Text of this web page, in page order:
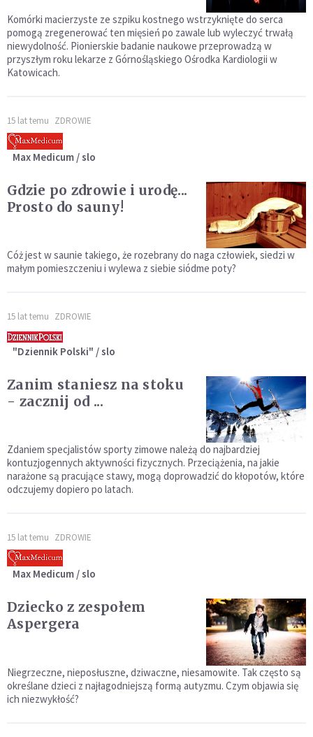
Komórki macierzyste ze szpiku kostnego wstrzyknięte do serca
pomogą zregenerować ten mięsień po zawale lub wyleczyć trwałą
niewydolność. Pionierskie badanie naukowe przeprowadzą w
przyszłym roku lekarze z Górnośląskiego Ośrodka Kardiologii w
Katowicach.
15 lat temu ZDROWIE
Max Medicum / slo
Gdzie po zdrowie i urodę...
Prosto do sauny!
Cóż jest w saunie takiego, że rozebrany do naga człowiek, siedzi w
małym pomieszczeniu i wylewa z siebie siódme poty?
15 lat temu ZDROWIE
"Dziennik Polski" / slo
Zanim staniesz na stoku
- zacznij od ...
Zdaniem specjalistów sporty zimowe należą do najbardziej
kontuzjogennych aktywności fizycznych. Przeciążenia, na jakie
narażone są pracujące stawy, mogą doprowadzić do kłopotów, które
odczujemy dopiero po latach.
15 lat temu ZDROWIE
Max Medicum / slo
Dziecko z zespołem
Aspergera
Niegrzeczne, nieposłuszne, dziwaczne, niesamowite. Tak często są
określane dzieci z najłagodniejszą formą autyzmu. Czym objawia się
ich niezwykłość?